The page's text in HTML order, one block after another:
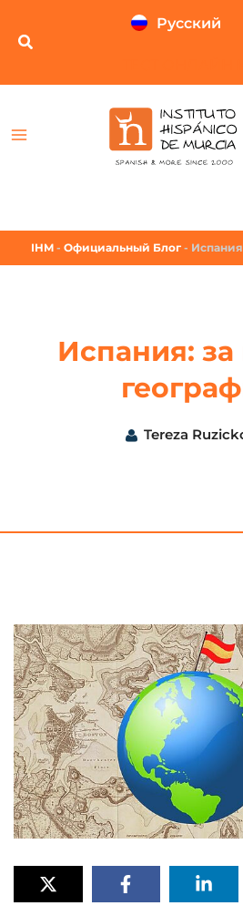
Русский
IHM - Официальный Блог -
Испания:
Tereza